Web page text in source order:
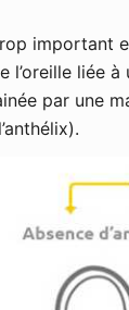
important
l’oreille liée
par une